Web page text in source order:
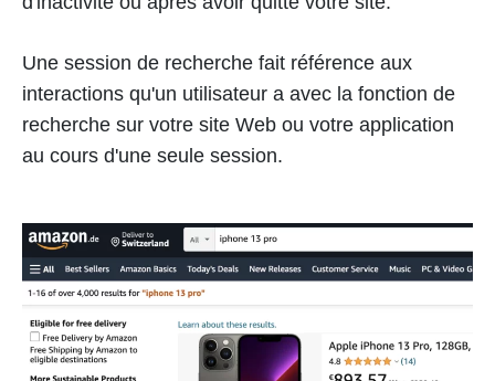
Une session de recherche fait référence aux
interactions qu'un utilisateur a avec la fonction de
recherche sur votre site Web ou votre application
au cours d'une seule session.